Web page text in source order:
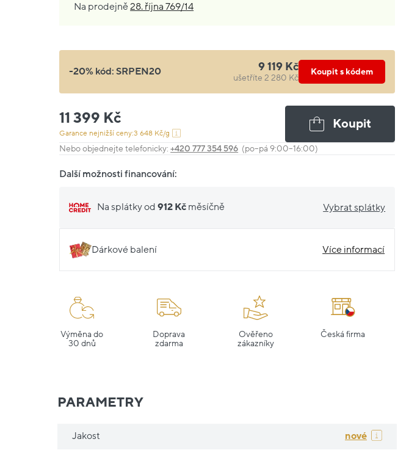
Na prodejně28. října 769/14
-20% kód:SRPEN20 9 119 Kč
ušetříte 2 280 Kč
Koupit s kódem
11 399 Kč
Garance nejnižší ceny:3 648 Kč/g
Koupit
Nebo objednejte telefonicky:+420 777 354 596 (po–pá 9:00–16:00)
Další možnosti financování:
Na splátky od912 Kč měsíčně Vybrat splátky
Dárkové balení Více informací
Výměna do
30 dnů
Doprava
zdarma
Ověřeno
zákazníky
Česká firma
PARAMETRY
Jakost nové